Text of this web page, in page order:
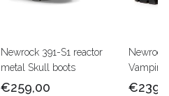
Newrock 391-S1 reactor
metal Skull boots
€259,00
Vampire